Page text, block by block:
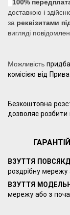
100%
доставкою і
за реквізитами
вигляді
Можливість
комісією від
Безкоштовна
дозволяє розбити
ВЗУТТЯ
роздрібну
ВЗУТТЯ
мережу або з